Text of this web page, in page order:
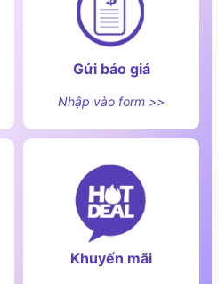
Gửi báo giá
Nhập vào form >>
Khuyến mãi